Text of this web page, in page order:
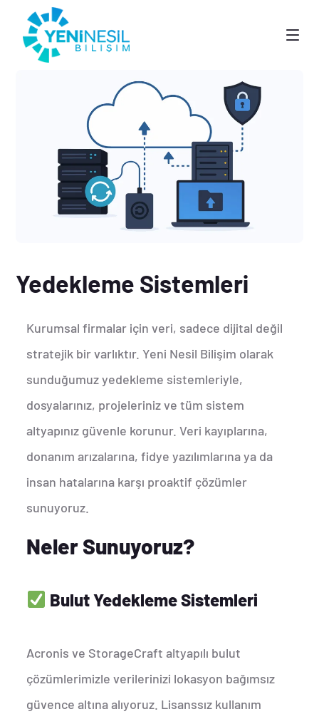
Yedekleme Sistemleri
Kurumsal firmalar için veri, sadece dijital değil
stratejik bir varlıktır. Yeni Nesil Bilişim olarak
sunduğumuz yedekleme sistemleriyle,
dosyalarınız, projeleriniz ve tüm sistem
altyapınız güvenle korunur. Veri kayıplarına,
donanım arızalarına, fidye yazılımlarına ya da
insan hatalarına karşı proaktif çözümler
sunuyoruz.
Neler Sunuyoruz?
Bulut Yedekleme Sistemleri
Acronis ve StorageCraft altyapılı bulut
çözümlerimizle verilerinizi lokasyon bağımsız
güvence altına alıyoruz. Lisanssız kullanım